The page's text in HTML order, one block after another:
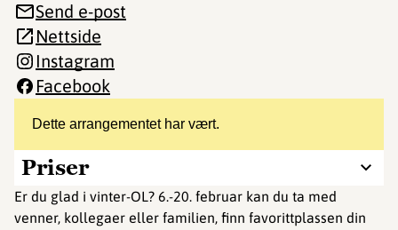
Dette arrangementet har vært.
Priser
Er du glad i vinter-OL? 6.-20. februar kan du ta med
venner, kollegaer eller familien, finn favorittplassen din
Send e-post
Nettside
Instagram
Facebook